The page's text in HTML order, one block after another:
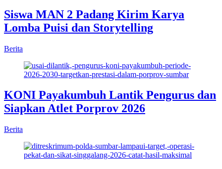
Siswa MAN 2 Padang Kirim Karya
Lomba Puisi dan Storytelling
Berita
KONI Payakumbuh Lantik Pengurus dan
Siapkan Atlet Porprov 2026
Berita